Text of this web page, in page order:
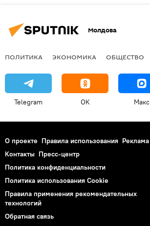
Молдова
ПОЛИТИКА ЭКОНОМИКА ОБЩЕСТВО
Telegram OK Макс
О проекте Правила использования Реклама
Контакты Пресс-центр
Политика конфиденциальности
Политика использования Cookie
Правила применения рекомендательных
технологий
Обратная связь